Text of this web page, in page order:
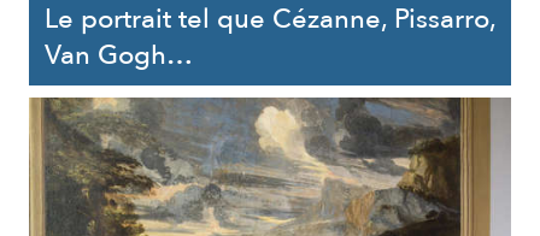
Le portrait tel que Cézanne, Pissarro,
Van Gogh…